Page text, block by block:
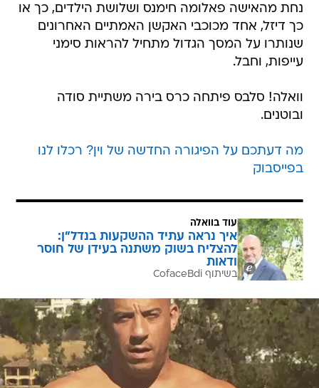
נחת מהאישה פאלומה חימנס ושלושת הילדים, כך או
כך דיזל, אחד מכוכבי האקשן האמתיים האחרונים
שנותרו על המסך הגדול מתחיל להראות סימני
עייפות, וחבל.
וואלה! סלבס פיתחה כרס בירה משתיית סודה
ובוטנים.
מה דעתכם על הפיגורה החדשה של וין? רכלו לנו
בפייסבוק
עוד בוואלה
איך נראה עתיד ההשקעות בנדל"ן:
להצליח בשוק משתנה בעידן של חוסר
ודאות
בשיתוף CofaceBdi